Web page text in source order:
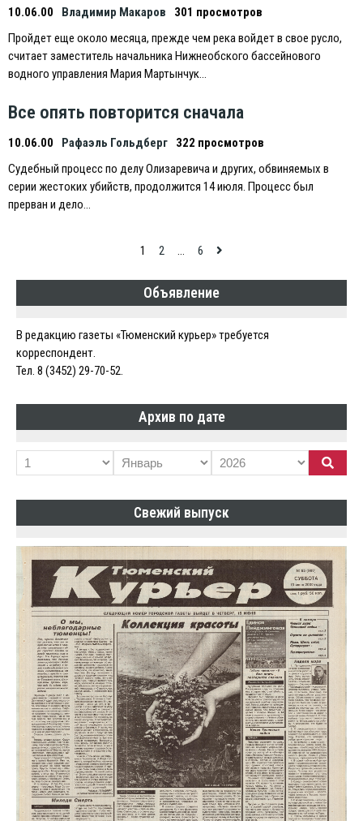
10.06.00 Владимир Макаров
301 просмотров
Пройдет еще около месяца, прежде чем река войдет в свое русло,
считает заместитель начальника Нижнеобского бассейнового
водного управления Мария Мартынчук…
Все опять повторится сначала
10.06.00 Рафаэль Гольдберг
322 просмотров
Судебный процесс по делу Олизаревича и других, обвиняемых в
серии жестоких убийств, продолжится 14 июля. Процесс был
прерван и дело…
по
записям
1 2 … 6
Объявление
В редакцию газеты «Тюменский курьер» требуется
корреспондент.
Тел. 8 (3452) 29-70-52.
Архив по дате
Свежий выпуск